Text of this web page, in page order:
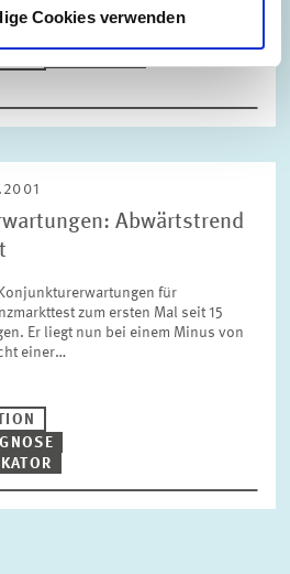
Cookies verwenden
Abwärtstrend
für
zum ersten Mal seit 15
Er liegt nun bei einem Minus von
einer…